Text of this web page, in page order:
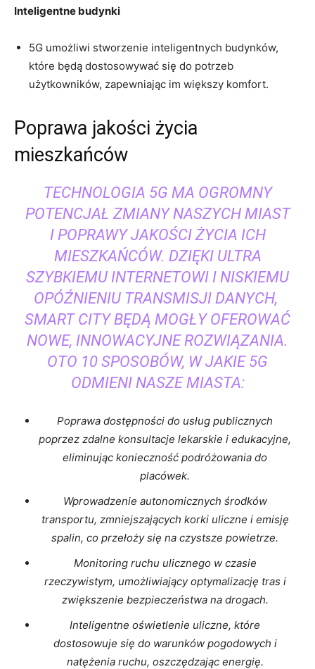
Inteligentne ⁤budynki
5G umożliwi stworzenie inteligentnych ⁢budynków,
które będą dostosowywać się do potrzeb
‌użytkowników, ⁣zapewniając⁢ im większy komfort.
Poprawa jakości życia
mieszkańców
TECHNOLOGIA 5G MA OGROMNY
POTENCJAŁ ⁢ZMIANY NASZYCH ⁤MIAST
I⁤ POPRAWY JAKOŚCI ⁣ŻYCIA ⁤ICH
‌MIESZKAŃCÓW. DZIĘKI ⁣ULTRA
SZYBKIEMU INTERNETOWI I NISKIEMU
OPÓŹNIENIU TRANSMISJI DANYCH, ​
SMART ​CITY BĘDĄ ‍MOGŁY OFEROWAĆ
NOWE, INNOWACYJNE ROZWIĄZANIA.
OTO 10 SPOSOBÓW, W JAKIE 5G‌
ODMIENI NASZE ⁤MIASTA:
Poprawa dostępności do ⁣usług⁢ publicznych
‌poprzez zdalne ‌konsultacje lekarskie i edukacyjne,
⁢eliminując⁤ konieczność podróżowania do
placówek.
Wprowadzenie autonomicznych środków
transportu, zmniejszających korki uliczne i emisję‍
spalin, ‍co przełoży się na czystsze powietrze.
Monitoring ruchu ulicznego w czasie
⁢rzeczywistym, umożliwiający optymalizację‌ tras ‍i
‍zwiększenie bezpieczeństwa ‍na‍ drogach.
Inteligentne oświetlenie ‍uliczne, które
dostosowuje⁤ się do warunków pogodowych⁢ i
natężenia ruchu, oszczędzając ⁤energię.